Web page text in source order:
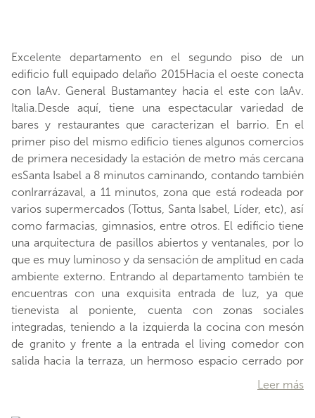
Excelente departamento en el segundo piso de un
edificio full equipado delaño 2015Hacia el oeste conecta
con laAv. General Bustamantey hacia el este con laAv.
Italia.Desde aquí, tiene una espectacular variedad de
bares y restaurantes que caracterizan el barrio. En el
primer piso del mismo edificio tienes algunos comercios
de primera necesidady la estación de metro más cercana
esSanta Isabel a 8 minutos caminando, contando también
conIrarrázaval, a 11 minutos, zona que está rodeada por
varios supermercados (Tottus, Santa Isabel, Líder, etc), así
como farmacias, gimnasios, entre otros. El edificio tiene
una arquitectura de pasillos abiertos y ventanales, por lo
que es muy luminoso y da sensación de amplitud en cada
ambiente externo. Entrando al departamento también te
encuentras con una exquisita entrada de luz, ya que
tienevista al poniente, cuenta con zonas sociales
integradas, teniendo a la izquierda la cocina con mesón
de granito y frente a la entrada el living comedor con
salida hacia la terraza, un hermoso espacio cerrado por
techo y ventanales, con vista natural. Luego, el
departamento cuenta con dos habitaciones amplias que
Leer más